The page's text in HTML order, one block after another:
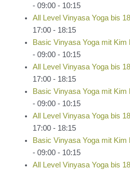
- 09:00 - 10:15
All Level Vinyasa Yoga bis
17:00 - 18:15
Basic Vinyasa Yoga mit Kim
- 09:00 - 10:15
All Level Vinyasa Yoga bis
17:00 - 18:15
Basic Vinyasa Yoga mit Kim
- 09:00 - 10:15
All Level Vinyasa Yoga bis
17:00 - 18:15
Basic Vinyasa Yoga mit Kim
- 09:00 - 10:15
All Level Vinyasa Yoga bis